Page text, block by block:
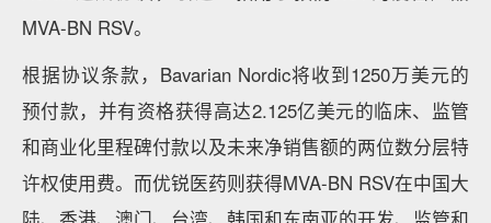
MVA-BN RSV。
根据协议条款，Bavarian Nordic将收到1250万美元的
预付款，并有资格获得高达2.125亿美元的临床、监管
和商业化里程碑付款以及未来净销售额的两位数分层特
许权使用费。而优锐医药则获得MVA-BN RSV在中国大